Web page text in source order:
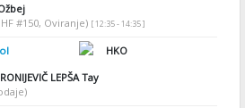
#150, Oviranje) [ 12:35 - 14:35 ]
HKO
LEPŠA Tay